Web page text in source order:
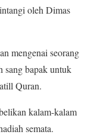
oleh Dimas
mengenai seorang
sang bapak untuk
Quran.
kalam-kalam
semata.